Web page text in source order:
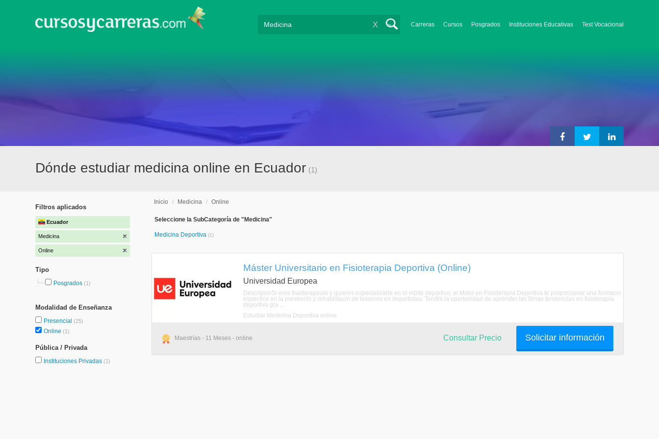
Carreras Cursos Posgrados Instituciones Educativas Test Vocacional
X
Dónde estudiar medicina online en Ecuador (1)
Filtros aplicados
Ecuador
Medicina
Online
Tipo
Posgrados (1)
Modalidad de Enseñanza
Presencial (25)
Online (1)
Pública / Privada
Instituciones Privadas (1)
Inicio / Medicina / Online
Seleccione la SubCategoría de "Medicina"
Medicina Deportiva (1)
Máster Universitario en Fisioterapia Deportiva (Online)
Universidad Europea
DescripcinSi eres fisioterapeuta y quieres especializarte en el mbito deportivo, el Mster en Fisioterapia Deportiva te proporcionar una formacin
especfica en la prevencin y rehabilitacin de lesiones en deportistas. Tendrs la oportunidad de aprender las ltimas tendencias en fisioterapia
deportiva gra ...
Estudiar Medicina Deportiva online
Maestrías - 11 Meses - online Solicitar información
Consultar Precio